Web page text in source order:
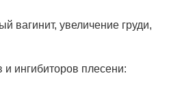
вагинит, увеличение груди,
ингибиторов плесени: